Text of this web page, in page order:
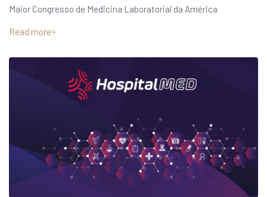
Maior Congresso de Medicina Laboratorial da América
Read more